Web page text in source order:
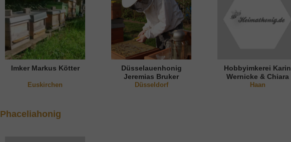
Imker Markus Kötter
Euskirchen
Düsselauenhonig
Jeremias Bruker
Düsseldorf
Hobbyimkerei Karin
Wernicke & Chiara
Nguyen
Haan
Phaceliahonig